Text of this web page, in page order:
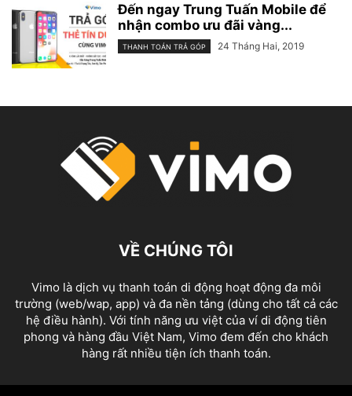
Đến ngay Trung Tuấn Mobile để
nhận combo ưu đãi vàng...
THANH TOÁN TRẢ GÓP 24 Tháng Hai, 2019
VỀ CHÚNG TÔI
Vimo là dịch vụ thanh toán di động hoạt động đa môi
trường (web/wap, app) và đa nền tảng (dùng cho tất cả các
hệ điều hành). Với tính năng ưu việt của ví di động tiên
phong và hàng đầu Việt Nam, Vimo đem đến cho khách
hàng rất nhiều tiện ích thanh toán.